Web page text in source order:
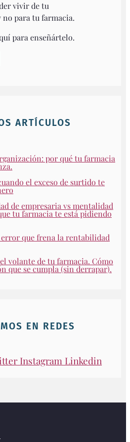
vivir de tu
no para tu farmacia.
para enseñártelo.
ARTÍCULOS
por qué tu farmacia
el exceso de surtido te
de empresaria vs mentalidad
tu farmacia te está pidiendo
que frena la rentabilidad
volante de tu farmacia. Cómo
que se cumpla (sin derrapar).
EN REDES
Instagram Linkedin